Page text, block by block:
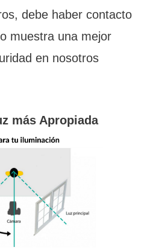
debe haber contacto
muestra una mejor
en nosotros
más Apropiada